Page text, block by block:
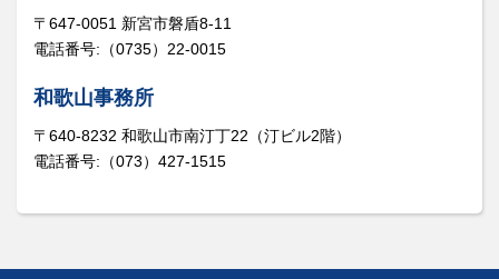
〒647-0051 新宮市磐盾8-11
電話番号:（0735）22-0015
和歌山事務所
〒640-8232 和歌山市南汀丁22（汀ビル2階）
電話番号:（073）427-1515